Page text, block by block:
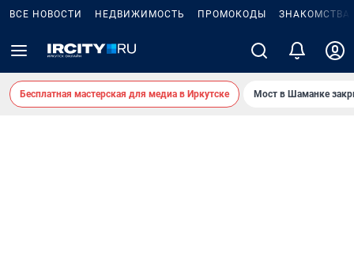
ВСЕ НОВОСТИ НЕДВИЖИМОСТЬ ПРОМОКОДЫ ЗНАКОМСТВА
Бесплатная мастерская для медиа в Иркутске Мост в Шаманке